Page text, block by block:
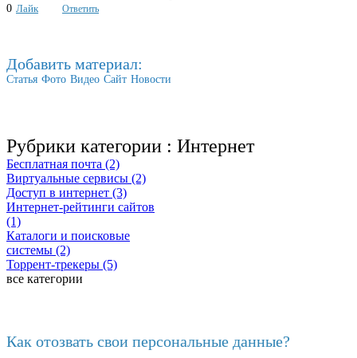
0 Лайк Ответить
Добавить материал:
Статья Фото Видео Сайт Новости
Рубрики категории : Интернет
Бесплатная почта (2)
Виртуальные сервисы (2)
Доступ в интернет (3)
Интернет-рейтинги сайтов
(1)
Каталоги и поисковые
системы (2)
Торрент-трекеры (5)
все категории
Как отозвать свои персональные данные?